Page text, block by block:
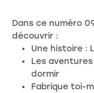
Dans ce numéro
découvrir :
Une histoire :
Les
dormir
Fabrique toi-